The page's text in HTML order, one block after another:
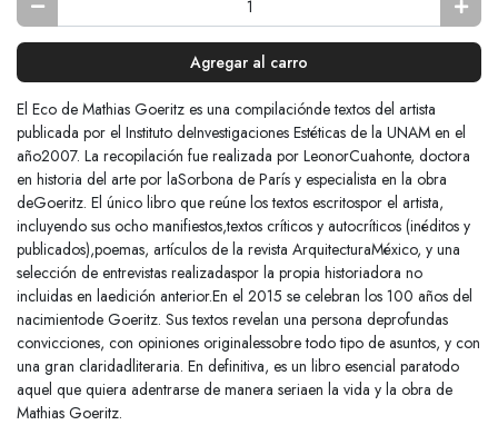
Agregar al carro
El Eco de Mathias Goeritz es una compilaciónde textos del artista
publicada por el Instituto deInvestigaciones Estéticas de la UNAM en el
año2007. La recopilación fue realizada por LeonorCuahonte, doctora
en historia del arte por laSorbona de París y especialista en la obra
deGoeritz. El único libro que reúne los textos escritospor el artista,
incluyendo sus ocho manifiestos,textos críticos y autocríticos (inéditos y
publicados),poemas, artículos de la revista ArquitecturaMéxico, y una
selección de entrevistas realizadaspor la propia historiadora no
incluidas en laedición anterior.En el 2015 se celebran los 100 años del
nacimientode Goeritz. Sus textos revelan una persona deprofundas
convicciones, con opiniones originalessobre todo tipo de asuntos, y con
una gran claridadliteraria. En definitiva, es un libro esencial paratodo
aquel que quiera adentrarse de manera seriaen la vida y la obra de
Mathias Goeritz.